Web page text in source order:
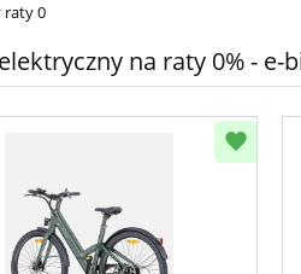
raty 0
na raty 0% - e-